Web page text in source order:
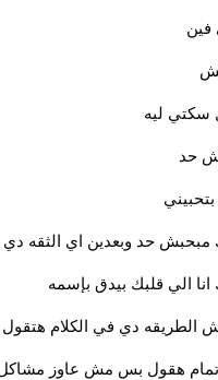
فين
سكتي ليه
حد
مبحبش حد وبعدين اي الثقه دي
الي قلبك بيدق بإسمه
الطريقه دي في الكلام هتقول
هقول بس مش عاوز مشاكل